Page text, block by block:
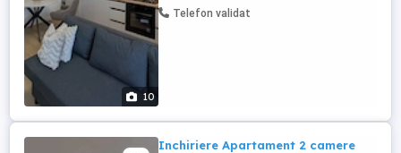
10
Telefon validat
Inchiriere Apartament 2 camere